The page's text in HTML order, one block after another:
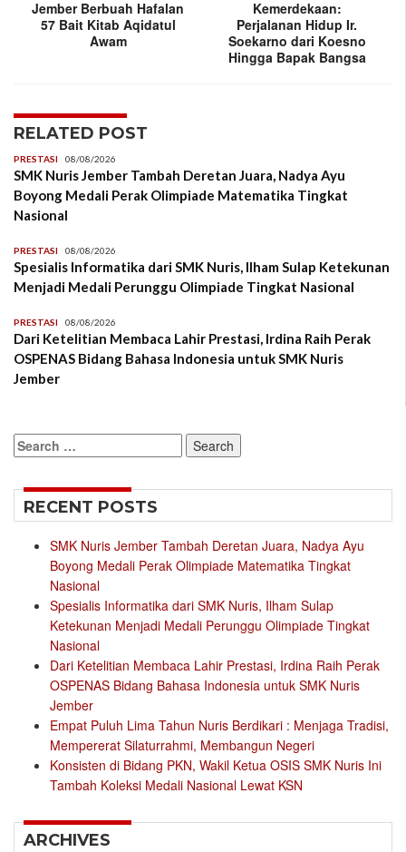
Jember Berbuah Hafalan
57 Bait Kitab Aqidatul
Awam
Kemerdekaan:
Perjalanan Hidup Ir.
Soekarno dari Koesno
Hingga Bapak Bangsa
RELATED POST
PRESTASI 08/08/2026
SMK Nuris Jember Tambah Deretan Juara, Nadya Ayu
Boyong Medali Perak Olimpiade Matematika Tingkat
Nasional
PRESTASI 08/08/2026
Spesialis Informatika dari SMK Nuris, Ilham Sulap Ketekunan
Menjadi Medali Perunggu Olimpiade Tingkat Nasional
PRESTASI 08/08/2026
Dari Ketelitian Membaca Lahir Prestasi, Irdina Raih Perak
OSPENAS Bidang Bahasa Indonesia untuk SMK Nuris
Jember
Search
for:
RECENT POSTS
SMK Nuris Jember Tambah Deretan Juara, Nadya Ayu
Boyong Medali Perak Olimpiade Matematika Tingkat
Nasional
Spesialis Informatika dari SMK Nuris, Ilham Sulap
Ketekunan Menjadi Medali Perunggu Olimpiade Tingkat
Nasional
Dari Ketelitian Membaca Lahir Prestasi, Irdina Raih Perak
OSPENAS Bidang Bahasa Indonesia untuk SMK Nuris
Jember
Empat Puluh Lima Tahun Nuris Berdikari : Menjaga Tradisi,
Mempererat Silaturrahmi, Membangun Negeri
Konsisten di Bidang PKN, Wakil Ketua OSIS SMK Nuris Ini
Tambah Koleksi Medali Nasional Lewat KSN
ARCHIVES